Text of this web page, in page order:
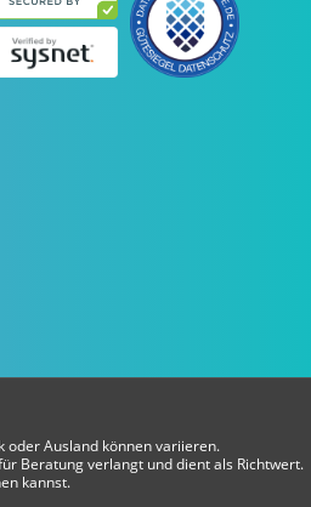
oder Ausland können variieren.
Beratung verlangt und dient als Richtwert.
kannst.